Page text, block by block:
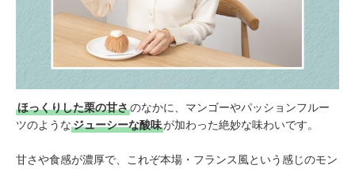
ほっくりした栗の甘さのなかに、マンゴーやパッションフルー
ツのようなジューシーな酸味が加わった絶妙な味わいです。
甘さや食感が濃厚で、これぞ本場・フランス風という感じのモン